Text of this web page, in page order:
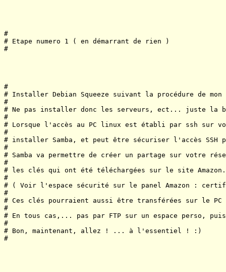
#
# Etape numero 1 ( en démarrant de rien )
#
#
# Installer Debian Squeeze suivant la procédure
#
# Ne pas installer donc les serveurs, ect... juste la
#
# Lorsque l'accès au PC linux est établi par ssh sur
#
# installer Samba, et peut être sécuriser l'accès
#
# Samba va permettre de créer un partage sur votre
#
# les clés qui ont été téléchargées sur le site Amazon.
#
# ( Voir l'espace sécurité sur le panel Amazon :
#
# Ces clés pourraient aussi être transférées sur le
#
# En tous cas,... pas par FTP sur un espace perso,
#
# Bon, maintenant, allez ! ... à l'essentiel ! :)
#